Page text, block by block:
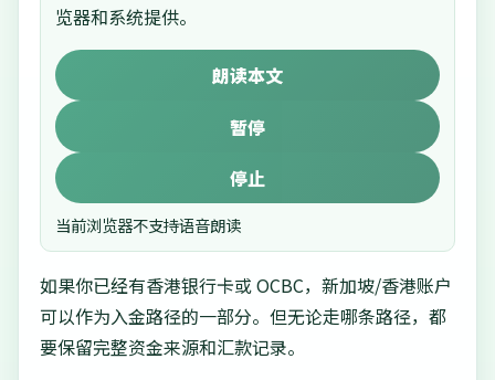
览器和系统提供。
朗读本文
暂停
停止
当前浏览器不支持语音朗读
如果你已经有香港银行卡或 OCBC，新加坡/香港账户
可以作为入金路径的一部分。但无论走哪条路径，都
要保留完整资金来源和汇款记录。